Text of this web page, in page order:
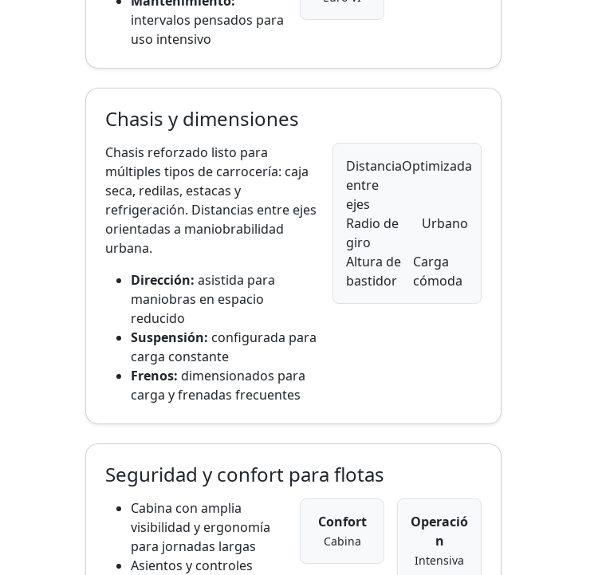
intervalos pensados para
uso intensivo
Chasis y dimensiones
Chasis reforzado listo para
múltiples tipos de carrocería: caja
seca, redilas, estacas y
refrigeración. Distancias entre ejes
orientadas a maniobrabilidad
urbana.
Dirección: asistida para
maniobras en espacio
reducido
Suspensión: configurada para
carga constante
Frenos: dimensionados para
carga y frenadas frecuentes
Distancia
entre
ejes
Optimizada
Radio de
giro
Urbano
Altura de
bastidor
Carga
cómoda
Seguridad y confort para flotas
Cabina con amplia
visibilidad y ergonomía
para jornadas largas
Asientos y controles
Confort
Cabina
Operació
n
Intensiva